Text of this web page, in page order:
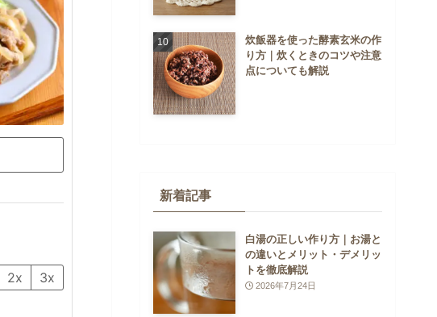
2x 3x
炊飯器を使った酵素玄米の作
り方｜炊くときのコツや注意
点についても解説
新着記事
白湯の正しい作り方｜お湯と
の違いとメリット・デメリッ
トを徹底解説
2026年7月24日